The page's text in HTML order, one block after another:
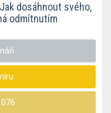
dosáhnout svého,
odmítnutím